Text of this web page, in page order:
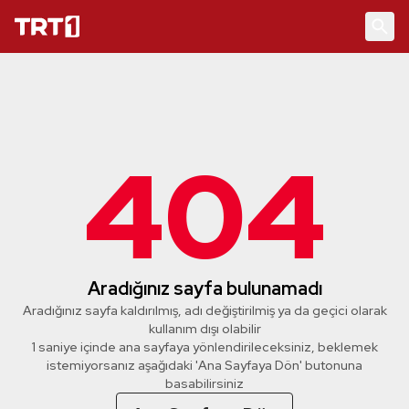
404
Aradığınız sayfa bulunamadı
Aradığınız sayfa kaldırılmış, adı değiştirilmiş ya da geçici olarak
kullanım dışı olabilir
1 saniye içinde ana sayfaya yönlendirileceksiniz, beklemek
istemiyorsanız aşağıdaki 'Ana Sayfaya Dön' butonuna
basabilirsiniz